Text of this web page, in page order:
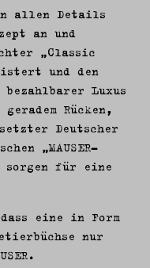
in allen Details
an und
„Classic
und den
Luxus
Rücken,
Deutscher
„MAUSER-
sorgen für eine
eine in Form
nur